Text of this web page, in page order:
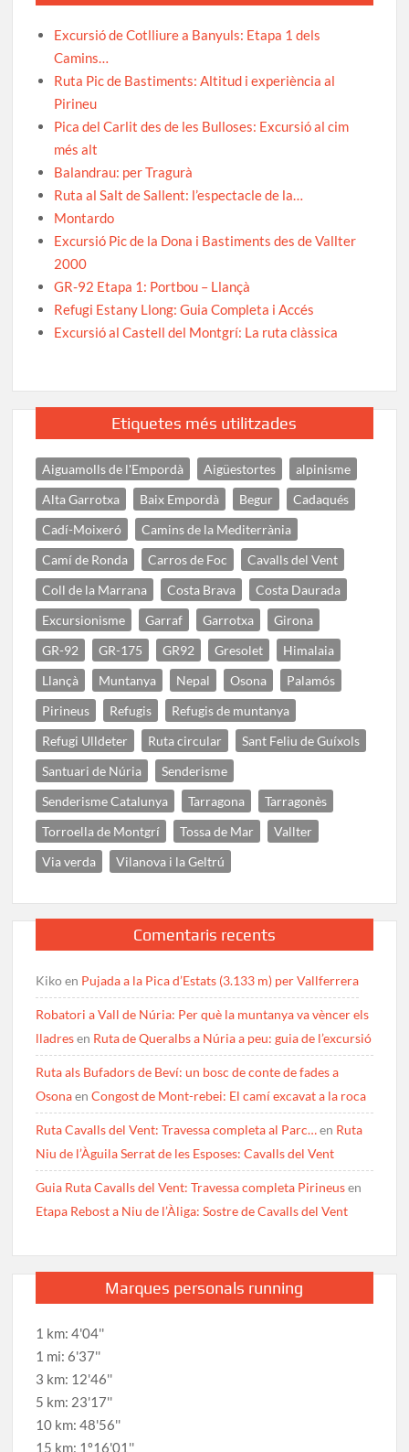
Excursió de Cotlliure a Banyuls: Etapa 1 dels
Camins…
Ruta Pic de Bastiments: Altitud i experiència al
Pirineu
Pica del Carlit des de les Bulloses: Excursió al cim
més alt
Balandrau: per Tragurà
Ruta al Salt de Sallent: l’espectacle de la…
Montardo
Excursió Pic de la Dona i Bastiments des de Vallter
2000
GR-92 Etapa 1: Portbou – Llançà
Refugi Estany Llong: Guia Completa i Accés
Excursió al Castell del Montgrí: La ruta clàssica
Etiquetes més utilitzades
Aiguamolls de l'Empordà Aigüestortes
alpinisme
Alta Garrotxa
Baix Empordà Begur
Cadaqués
Cadí-Moixeró
Camins de la Mediterrània
Camí de Ronda
Carros de Foc
Cavalls del Vent
Coll de la Marrana
Costa Brava
Costa Daurada
Excursionisme
Garraf Garrotxa
Girona
GR-92
GR-175 GR92 Gresolet
Himalaia
Llançà
Muntanya Nepal Osona
Palamós
Pirineus
Refugis
Refugis de muntanya
Refugi Ulldeter
Ruta circular
Sant Feliu de Guíxols
Santuari de Núria
Senderisme
Senderisme Catalunya
Tarragona
Tarragonès
Torroella de Montgrí
Tossa de Mar
Vallter
Via verda
Vilanova i la Geltrú
Comentaris recents
Kikoen Pujada a la Pica d’Estats (3.133 m) per Vallferrera
Robatori a Vall de Núria: Per què la muntanya va vèncer els
lladresen Ruta de Queralbs a Núria a peu: guia de l’excursió
Ruta als Bufadors de Beví: un bosc de conte de fades a
OsonaenCongost de Mont-rebei: El camí excavat a la roca
Ruta Cavalls del Vent: Travessa completa al Parc…en Ruta
Niu de l’Àguila Serrat de les Esposes: Cavalls del Vent
Guia Ruta Cavalls del Vent: Travessa completa Pirineusen
Etapa Rebost a Niu de l’Àliga: Sostre de Cavalls del Vent
Marques personals running
1 km: 4'04''
1 mi: 6'37''
3 km: 12'46''
5 km: 23'17''
10 km: 48'56''
15 km: 1º16'01''